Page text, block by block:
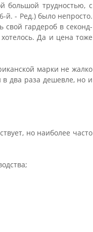
большой трудностью, с
й. - Ред.) было непросто.
гардероб в секонд-
Да и цена тоже
марки не жалко
два раза дешевле, но и
но наиболее часто